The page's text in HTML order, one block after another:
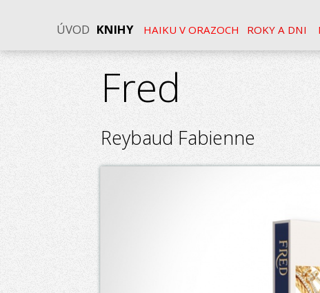
ÚVOD KNIHY HAIKU V ORAZOCH ROKY A DNI
Fred
Reybaud Fabienne